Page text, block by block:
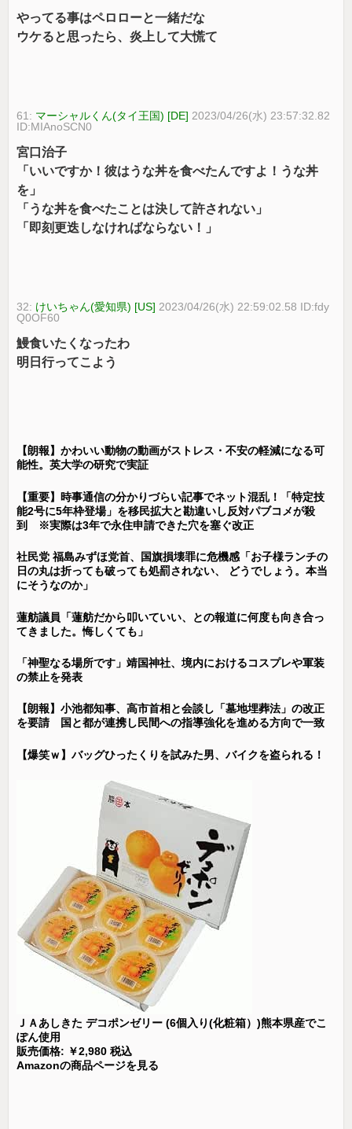
やってる事はペロローと一緒だな
ウケると思ったら、炎上して大慌て
61: マーシャルくん(タイ王国) [DE] 2023/04/26(水) 23:57:32.82
ID:MIAnoSCN0
宮口治子
「いいですか！彼はうな丼を食べたんですよ！うな丼
を」
「うな丼を食べたことは決して許されない」
「即刻更迭しなければならない！」
32: けいちゃん(愛知県) [US] 2023/04/26(水) 22:59:02.58 ID:fdy
Q0OF60
鰻食いたくなったわ
明日行ってこよう
【朗報】かわいい動物の動画がストレス・不安の軽減になる可
能性。英大学の研究で実証
【重要】時事通信の分かりづらい記事でネット混乱！「特定技
能2号に5年枠登場」を移民拡大と勘違いし反対パブコメが殺
到 ※実際は3年で永住申請できた穴を塞ぐ改正
社民党 福島みずほ党首、国旗損壊罪に危機感「お子様ランチの
日の丸は折っても破っても処罰されない、 どうでしょう。本当
にそうなのか」
蓮舫議員「蓮舫だから叩いていい、との報道に何度も向き合っ
てきました。悔しくても」
「神聖なる場所です」靖国神社、境内におけるコスプレや軍装
の禁止を発表
【朗報】小池都知事、高市首相と会談し「墓地埋葬法」の改正
を要請 国と都が連携し民間への指導強化を進める方向で一致
【爆笑ｗ】バッグひったくりを試みた男、バイクを盗られる！
ＪＡあしきた デコポンゼリー (6個入り(化粧箱）)熊本県産でこ
ぽん使用
販売価格: ￥2,980 税込
Amazonの商品ページを見る